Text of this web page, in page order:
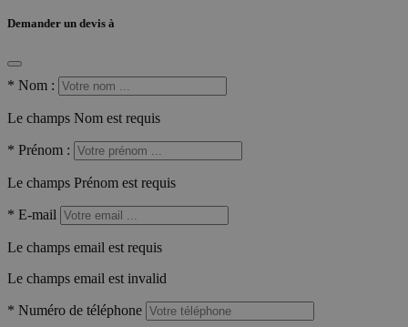
Demander un devis à
* Nom :
Le champs Nom est requis
* Prénom :
Le champs Prénom est requis
* E-mail
Le champs email est requis
Le champs email est invalid
* Numéro de téléphone